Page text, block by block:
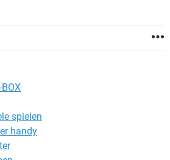
spielen
handy